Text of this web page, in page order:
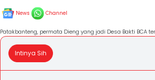
News Channel
Patakbanteng, permata Dieng yang jadi Desa Bakti BCA
Intinya Sih